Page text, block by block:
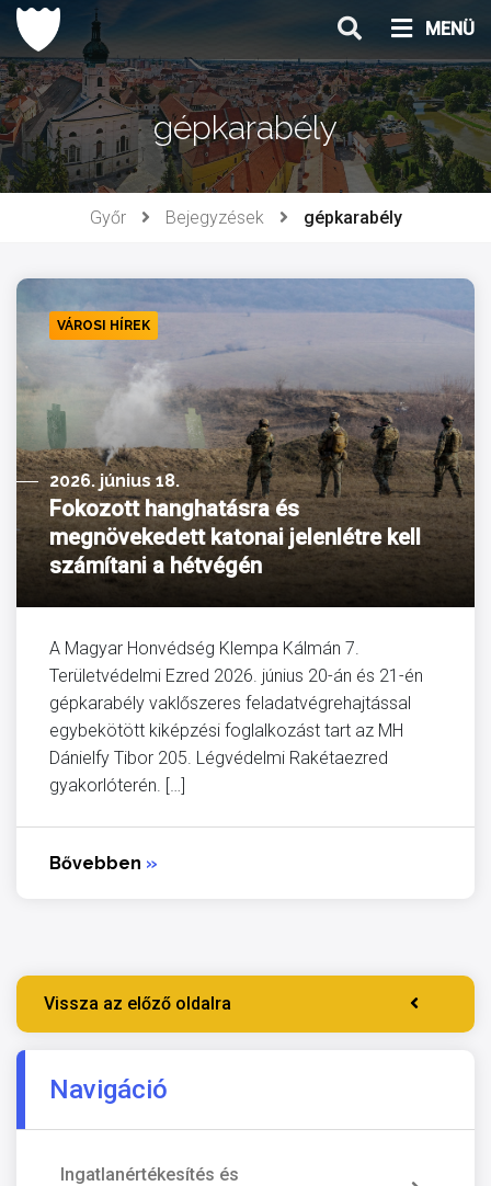
Ugrás
tartalomhoz
MENÜ
gépkarabély
Győr Bejegyzések gépkarabély
VÁROSI HÍREK
2026. június 18.
Fokozott hanghatásra és
megnövekedett katonai jelenlétre kell
számítani a hétvégén
A Magyar Honvédség Klempa Kálmán 7.
Területvédelmi Ezred 2026. június 20-án és 21-én
gépkarabély vaklőszeres feladatvégrehajtással
egybekötött kiképzési foglalkozást tart az MH
Dánielfy Tibor 205. Légvédelmi Rakétaezred
gyakorlóterén. […]
Bővebben »
Vissza az előző oldalra
Navigáció
Ingatlanértékesítés és